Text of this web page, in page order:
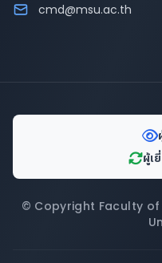
cmd@msu.ac.th
ผู้เ
© Copyright Faculty